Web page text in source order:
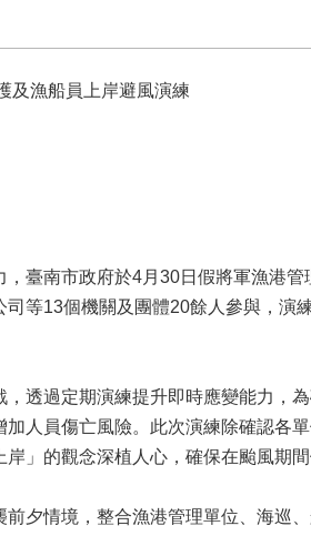
漁船員上岸避風演練
臺南市政府於4月30日假將軍漁港
等13個機關及團體20餘人參與，
透過定期演練提升即時應變能力，
人員傷亡風險。此次演練除確認各
」的觀念深植人心，確保在颱風期間
夕情境，整合漁港管理單位、海巡